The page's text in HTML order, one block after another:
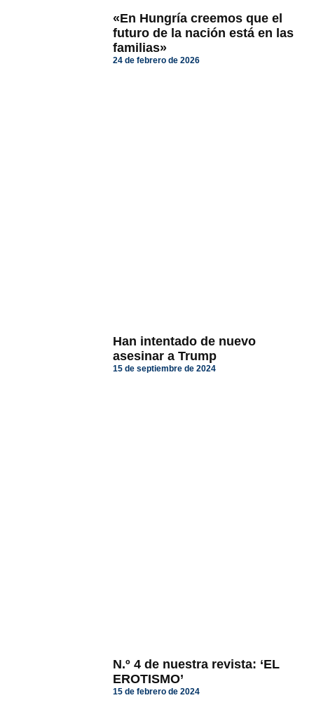
«En Hungría creemos que el
futuro de la nación está en las
familias»
24 de febrero de 2026
Han intentado de nuevo
asesinar a Trump
15 de septiembre de 2024
N.º 4 de nuestra revista: ‘EL
EROTISMO’
15 de febrero de 2024